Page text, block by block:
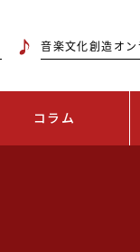
音楽文化創造オン
コラム